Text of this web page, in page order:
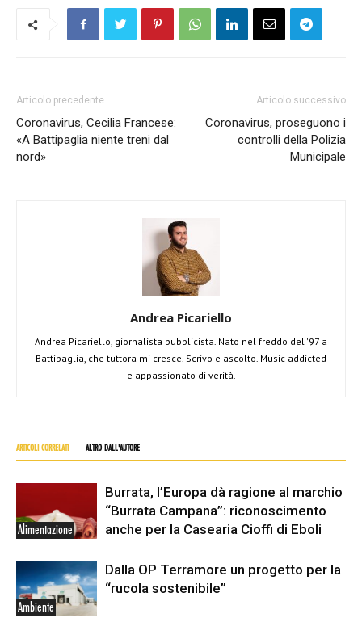
Articolo precedente
Coronavirus, Cecilia Francese:
«A Battipaglia niente treni dal
nord»
Articolo successivo
Coronavirus, proseguono i
controlli della Polizia
Municipale
Andrea Picariello
Andrea Picariello, giornalista pubblicista. Nato nel freddo del '97 a
Battipaglia, che tuttora mi cresce. Scrivo e ascolto. Music addicted
e appassionato di verità.
ARTICOLI CORRELATI ALTRO DALL'AUTORE
Alimentazione
Burrata, l’Europa dà ragione al marchio
“Burrata Campana”: riconoscimento
anche per la Casearia Cioffi di Eboli
Ambiente
Dalla OP Terramore un progetto per la
“rucola sostenibile”